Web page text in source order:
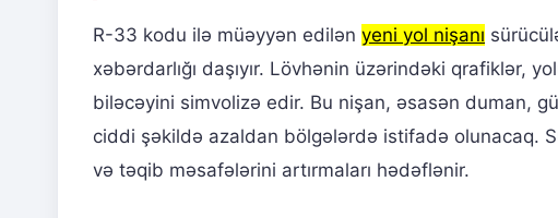
R-33 kodu ilə müəyyən edilən yeni yol nişanı
xəbərdarlığı daşıyır. Lövhənin üzərindəki qrafiklər,
biləcəyini simvolizə edir. Bu nişan, əsasən duman,
ciddi şəkildə azaldan bölgələrdə istifadə olunacaq.
və təqib məsafələrini artırmaları hədəflənir.